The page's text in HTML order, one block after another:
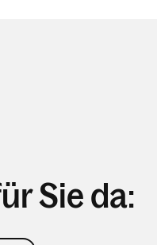
Sie da: